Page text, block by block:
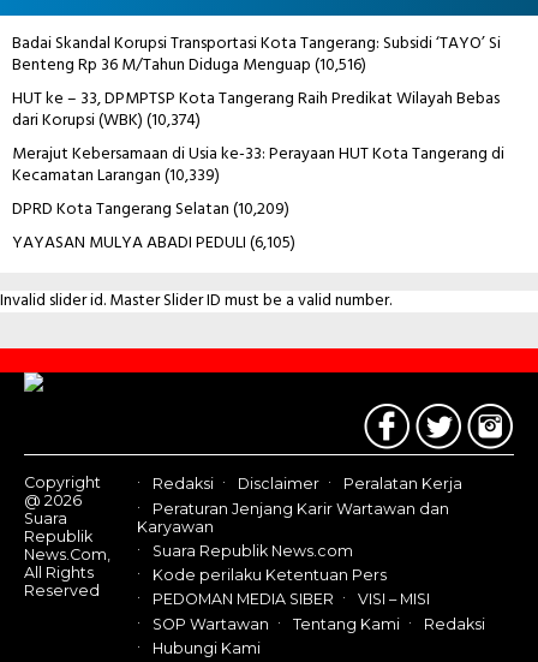
Badai Skandal Korupsi Transportasi Kota Tangerang: Subsidi ‘TAYO’ Si
Benteng Rp 36 M/Tahun Diduga Menguap(10,516)
HUT ke – 33, DPMPTSP Kota Tangerang Raih Predikat Wilayah Bebas
dari Korupsi (WBK)(10,374)
Merajut Kebersamaan di Usia ke-33: Perayaan HUT Kota Tangerang di
Kecamatan Larangan(10,339)
DPRD Kota Tangerang Selatan(10,209)
YAYASAN MULYA ABADI PEDULI(6,105)
Invalid slider id. Master Slider ID must be a valid number.
Contact
Us
Copyright
@ 2026
Suara
Republik
News.Com,
All Rights
Reserved
Redaksi Disclaimer
Peralatan Kerja
Peraturan Jenjang Karir Wartawan dan
Karyawan
Suara Republik News.com
Kode perilaku Ketentuan Pers
PEDOMAN MEDIA SIBER
VISI – MISI
SOP Wartawan
Tentang Kami
Redaksi
Hubungi Kami